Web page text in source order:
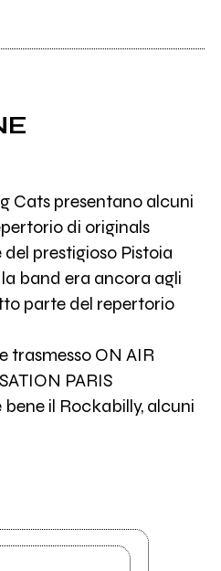
Cats presentano alcuni
di originals
prestigioso Pistoia
band era ancora agli
parte del repertorio
trasmesso ON AIR
PARIS
il Rockabilly, alcuni